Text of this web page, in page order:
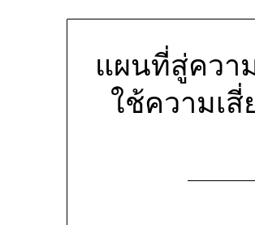
แผนที่สู่ควา
ใช้ความเ